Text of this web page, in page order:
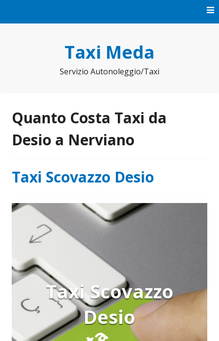
Taxi Meda
Servizio Autonoleggio/Taxi
Quanto Costa Taxi da
Desio a Nerviano
Taxi Scovazzo Desio
Taxi Scovazzo
Desio